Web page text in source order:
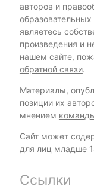
авторов и
являетесь
произведения и
нашем сайте,
обратной связи.
Материалы,
позиции их
мнением
Сайт может
для лиц младше
Ссылки